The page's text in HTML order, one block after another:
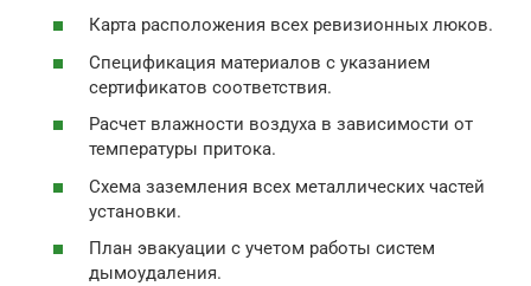
Карта расположения всех ревизионных люков.
Спецификация материалов с указанием
сертификатов соответствия.
Расчет влажности воздуха в зависимости от
температуры притока.
Схема заземления всех металлических частей
установки.
План эвакуации с учетом работы систем
дымоудаления.